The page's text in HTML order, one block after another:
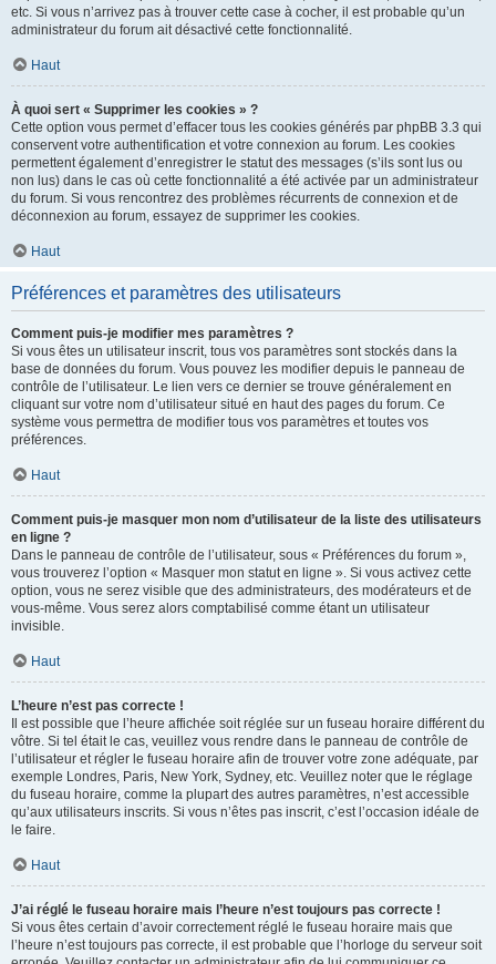
etc. Si vous n’arrivez pas à trouver cette case à cocher, il est probable qu’un
administrateur du forum ait désactivé cette fonctionnalité.
Haut
À quoi sert « Supprimer les cookies » ?
Cette option vous permet d’effacer tous les cookies générés par phpBB 3.3 qui
conservent votre authentification et votre connexion au forum. Les cookies
permettent également d’enregistrer le statut des messages (s’ils sont lus ou
non lus) dans le cas où cette fonctionnalité a été activée par un administrateur
du forum. Si vous rencontrez des problèmes récurrents de connexion et de
déconnexion au forum, essayez de supprimer les cookies.
Haut
Préférences et paramètres des utilisateurs
Comment puis-je modifier mes paramètres ?
Si vous êtes un utilisateur inscrit, tous vos paramètres sont stockés dans la
base de données du forum. Vous pouvez les modifier depuis le panneau de
contrôle de l’utilisateur. Le lien vers ce dernier se trouve généralement en
cliquant sur votre nom d’utilisateur situé en haut des pages du forum. Ce
système vous permettra de modifier tous vos paramètres et toutes vos
préférences.
Haut
Comment puis-je masquer mon nom d’utilisateur de la liste des utilisateurs
en ligne ?
Dans le panneau de contrôle de l’utilisateur, sous « Préférences du forum »,
vous trouverez l’option « Masquer mon statut en ligne ». Si vous activez cette
option, vous ne serez visible que des administrateurs, des modérateurs et de
vous-même. Vous serez alors comptabilisé comme étant un utilisateur
invisible.
Haut
L’heure n’est pas correcte !
Il est possible que l’heure affichée soit réglée sur un fuseau horaire différent du
vôtre. Si tel était le cas, veuillez vous rendre dans le panneau de contrôle de
l’utilisateur et régler le fuseau horaire afin de trouver votre zone adéquate, par
exemple Londres, Paris, New York, Sydney, etc. Veuillez noter que le réglage
du fuseau horaire, comme la plupart des autres paramètres, n’est accessible
qu’aux utilisateurs inscrits. Si vous n’êtes pas inscrit, c’est l’occasion idéale de
le faire.
Haut
J’ai réglé le fuseau horaire mais l’heure n’est toujours pas correcte !
Si vous êtes certain d’avoir correctement réglé le fuseau horaire mais que
l’heure n’est toujours pas correcte, il est probable que l’horloge du serveur soit